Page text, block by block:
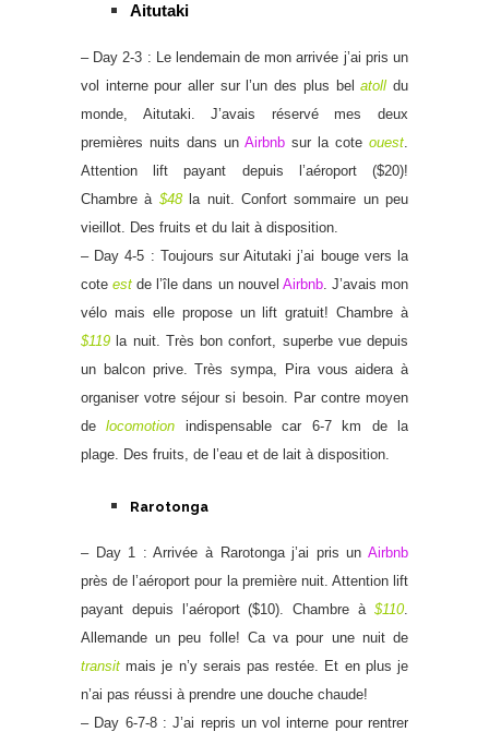
Aitutaki
– Day 2-3 : Le lendemain de mon arrivée j’ai pris un
vol interne pour aller sur l’un des plus belatoll du
monde, Aitutaki. J’avais réservé mes deux
premières nuits dans un Airbnb sur la cote ouest
Attention lift payant depuis l’aéroport ($20)!
Chambre à $48la nuit. Confort sommaire un peu
vieillot. Des fruits et du lait à disposition.
– Day 4-5 : Toujours sur Aitutaki j’ai bouge vers la
coteest de l’île dans un nouvel Airbnb. J’avais mon
vélo mais elle propose un lift gratuit! Chambre à
$119 la nuit. Très bon confort, superbe vue depuis
un balcon prive. Très sympa, Pira vous aidera à
organiser votre séjour si besoin. Par contre moyen
delocomotion
indispensable car 6-7 km de la
plage. Des fruits, de l’eau et de lait à disposition.
Rarotonga
– Day 1 : Arrivée à Rarotonga j’ai pris un Airbnb
près de l’aéroport pour la première nuit. Attention lift
payant depuis l’aéroport ($10). Chambre à $110.
Allemande un peu folle! Ca va pour une nuit de
transit mais je n’y serais pas restée. Et en plus je
n’ai pas réussi à prendre une douche chaude!
– Day 6-7-8 : J’ai repris un vol interne pour rentrer